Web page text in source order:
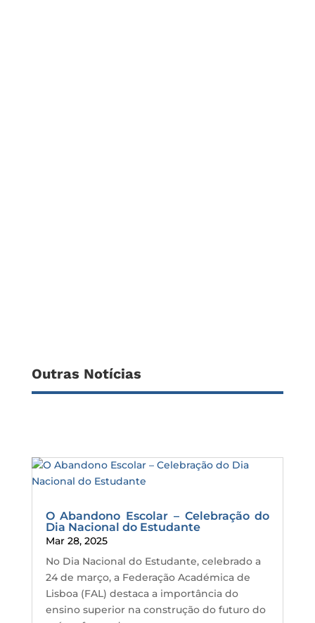
Outras Notícias
O Abandono Escolar – Celebração do
Dia Nacional do Estudante
Mar 28, 2025
No Dia Nacional do Estudante, celebrado a
24 de março, a Federação Académica de
Lisboa (FAL) destaca a importância do
ensino superior na construção do futuro do